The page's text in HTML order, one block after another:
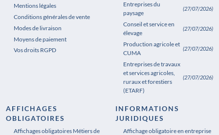
Mentions légales
Conditions générales de vente
Modes de livraison
Moyens de paiement
Vos droits RGPD
Entreprises du
paysage
(27/07/2026)
Conseil et service en
élevage
(27/07/2026)
Production agricole et
CUMA
(27/07/2026)
Entreprises de travaux
et services agricoles,
ruraux et forestiers
(ETARF)
(27/07/2026)
AFFICHAGES
OBLIGATOIRES
Affichages obligatoires Métiers de
Affichages obligatoires Pharmacie
INFORMATIONS
JURIDIQUES
Affichage obligatoire en entreprise